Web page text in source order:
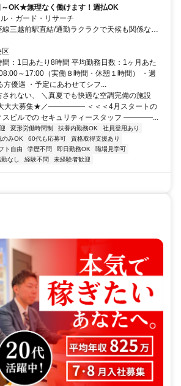
OK★無理なく働けます！週払OK
・ガード・リサーチ
三越前駅直結/通勤ラクラクで天候も関係なし
区
：1日あたり8時間 平均勤務日数：1ヶ月あた
～17:00（実働８時間・休憩１時間） ・週
優遇 ・予定にあわせてシフ...
れない、 ＼真夏でも快適な空調完備の施設
大募集★／――――― ＜＜＜4月スタートの
スビルでの セキュリティースタッフ ――――...
変形労働時間制 扶養内勤務OK
社員登用あり
のみOK 60代も応募可
資格取得支援あり
ト自由 学歴不問 即日勤務OK
職場見学可
なし 経験不問 未経験者歓迎